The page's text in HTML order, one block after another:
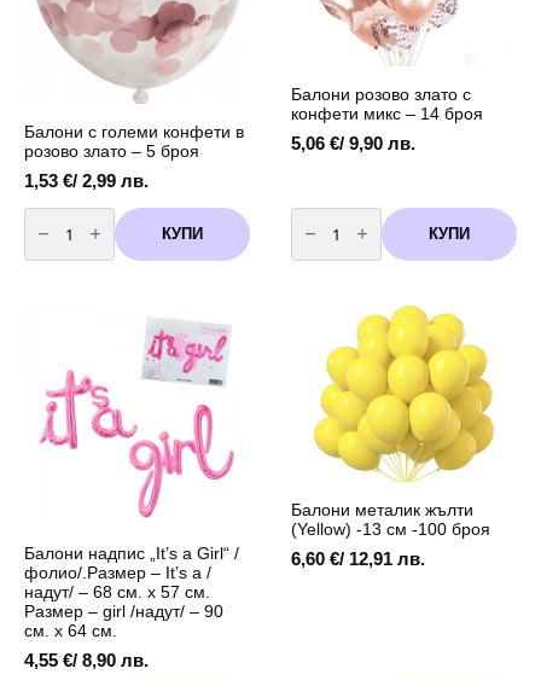
product
Балони с големи конфети в
розово злато – 5 броя
1,53 €/ 2,99 лв.
количество
за
Балони
с
броя
КУПИ
Балони розово злато с
конфети микс – 14 броя
5,06 €/ 9,90 лв.
количество
за
Балони
розово
броя
КУПИ
Балони надпис „It’s a Girl“ /
фолио/.Размер – It’s a /
надут/ – 68 см. х 57 см.
Размер – girl /надут/ – 90
см. х 64 см.
4,55 €/ 8,90 лв.
Балони металик жълти
(Yellow) -13 см -100 броя
6,60 €/ 12,91 лв.